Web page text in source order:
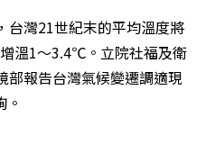
台灣21世紀末的平均溫度將
溫1～3.4℃。立院社福及衛
部報告台灣氣候變遷調適現